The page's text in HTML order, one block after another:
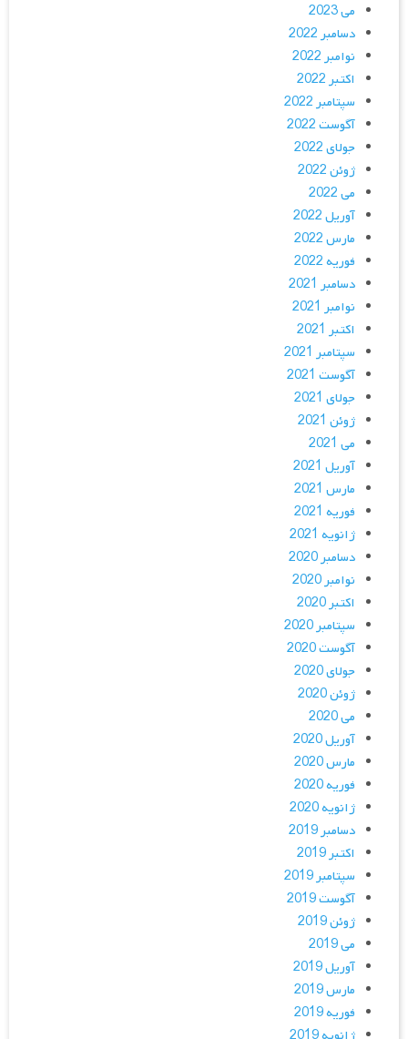
می 2023
دسامبر 2022
نوامبر 2022
اکتبر 2022
سپتامبر 2022
آگوست 2022
جولای 2022
ژوئن 2022
می 2022
آوریل 2022
مارس 2022
فوریه 2022
دسامبر 2021
نوامبر 2021
اکتبر 2021
سپتامبر 2021
آگوست 2021
جولای 2021
ژوئن 2021
می 2021
آوریل 2021
مارس 2021
فوریه 2021
ژانویه 2021
دسامبر 2020
نوامبر 2020
اکتبر 2020
سپتامبر 2020
آگوست 2020
جولای 2020
ژوئن 2020
می 2020
آوریل 2020
مارس 2020
فوریه 2020
ژانویه 2020
دسامبر 2019
اکتبر 2019
سپتامبر 2019
آگوست 2019
ژوئن 2019
می 2019
آوریل 2019
مارس 2019
فوریه 2019